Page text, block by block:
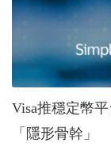
Visa推穩定幣
「隱形骨幹」